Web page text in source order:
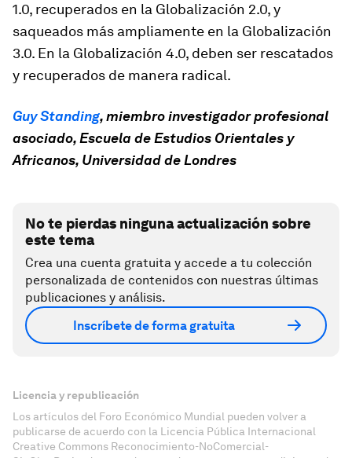
1.0, recuperados en la Globalización 2.0, y
saqueados más ampliamente en la Globalización
3.0. En la Globalización 4.0, deben ser rescatados
y recuperados de manera radical.
Guy Standing, miembro investigador profesional
asociado, Escuela de Estudios Orientales y
Africanos, Universidad de Londres
No te pierdas ninguna actualización sobre
este tema
Crea una cuenta gratuita y accede a tu colección
personalizada de contenidos con nuestras últimas
publicaciones y análisis.
Inscríbete de forma gratuita
Licencia y republicación
Los artículos del Foro Económico Mundial pueden volver a
publicarse de acuerdo con la Licencia Pública Internacional
Creative Commons Reconocimiento-NoComercial-